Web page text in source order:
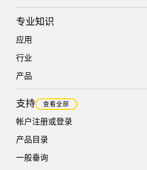
专业知识
应用
行业
产品
支持 查看全部
帐户注册或登录
产品目录
一般垂询